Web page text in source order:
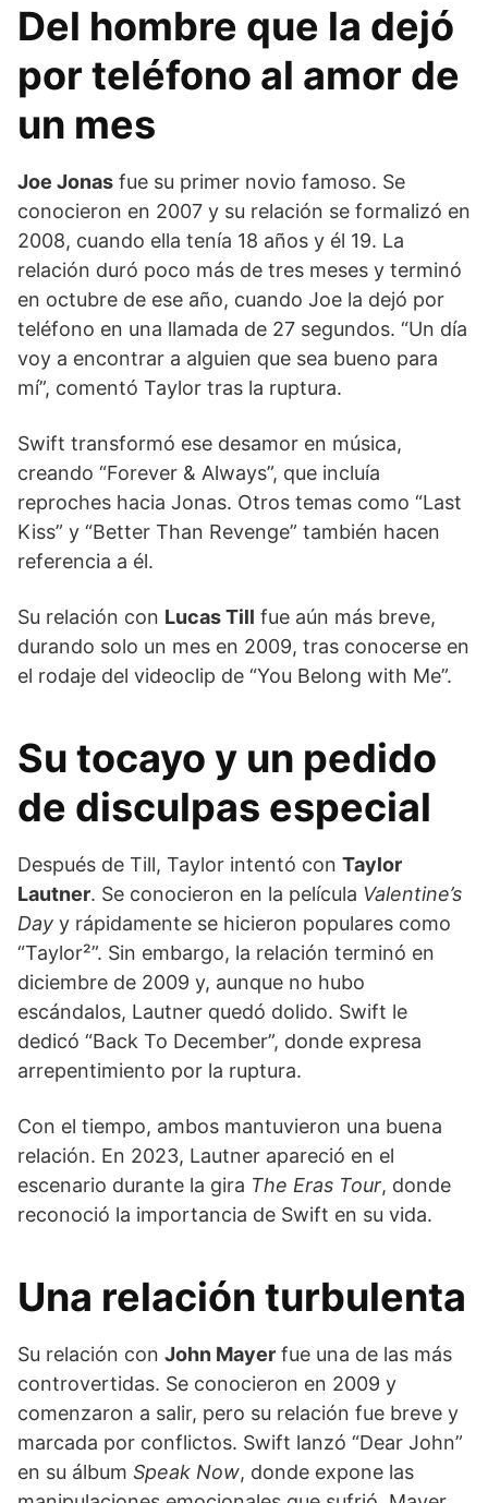
Del hombre que la dejó
por teléfono al amor de
un mes
Joe Jonas fue su primer novio famoso. Se
conocieron en 2007 y su relación se formalizó en
2008, cuando ella tenía 18 años y él 19. La
relación duró poco más de tres meses y terminó
en octubre de ese año, cuando Joe la dejó por
teléfono en una llamada de 27 segundos. “Un día
voy a encontrar a alguien que sea bueno para
mí”, comentó Taylor tras la ruptura.
Swift transformó ese desamor en música,
creando “Forever & Always”, que incluía
reproches hacia Jonas. Otros temas como “Last
Kiss” y “Better Than Revenge” también hacen
referencia a él.
Su relación con Lucas Till fue aún más breve,
durando solo un mes en 2009, tras conocerse en
el rodaje del videoclip de “You Belong with Me”.
Su tocayo y un pedido
de disculpas especial
Después de Till, Taylor intentó con Taylor
Lautner. Se conocieron en la película Valentine’s
Day y rápidamente se hicieron populares como
“Taylor²”. Sin embargo, la relación terminó en
diciembre de 2009 y, aunque no hubo
escándalos, Lautner quedó dolido. Swift le
dedicó “Back To December”, donde expresa
arrepentimiento por la ruptura.
Con el tiempo, ambos mantuvieron una buena
relación. En 2023, Lautner apareció en el
escenario durante la gira The Eras Tour, donde
reconoció la importancia de Swift en su vida.
Una relación turbulenta
Su relación con John Mayer fue una de las más
controvertidas. Se conocieron en 2009 y
comenzaron a salir, pero su relación fue breve y
marcada por conflictos. Swift lanzó “Dear John”
en su álbum Speak Now, donde expone las